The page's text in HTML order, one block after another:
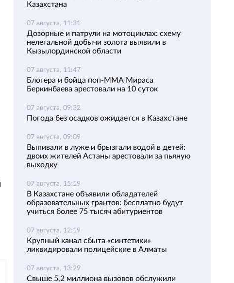
Казахстана
07 августа, 11:31
Дозорные и патрули на мотоциклах: схему
нелегальной добычи золота выявили в
Кызылординской области
07 августа, 11:47
Блогера и бойца поп-ММА Мираса
Беркинбаева арестовали на 10 суток
07 августа, 09:32
Погода без осадков ожидается в Казахстане
07 августа, 09:09
Выпивали в луже и брызгали водой в детей:
двоих жителей Астаны арестовали за пьяную
выходку
07 августа, 15:19
В Казахстане объявили обладателей
образовательных грантов: бесплатно будут
учиться более 75 тысяч абитуриентов
07 августа, 12:19
Крупный канал сбыта «синтетики»
ликвидировали полицейские в Алматы
07 августа, 13:29
Свыше 5,2 миллиона вызовов обслужили